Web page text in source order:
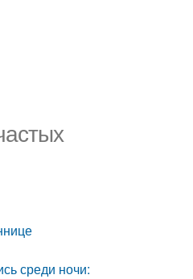
среди ночи: